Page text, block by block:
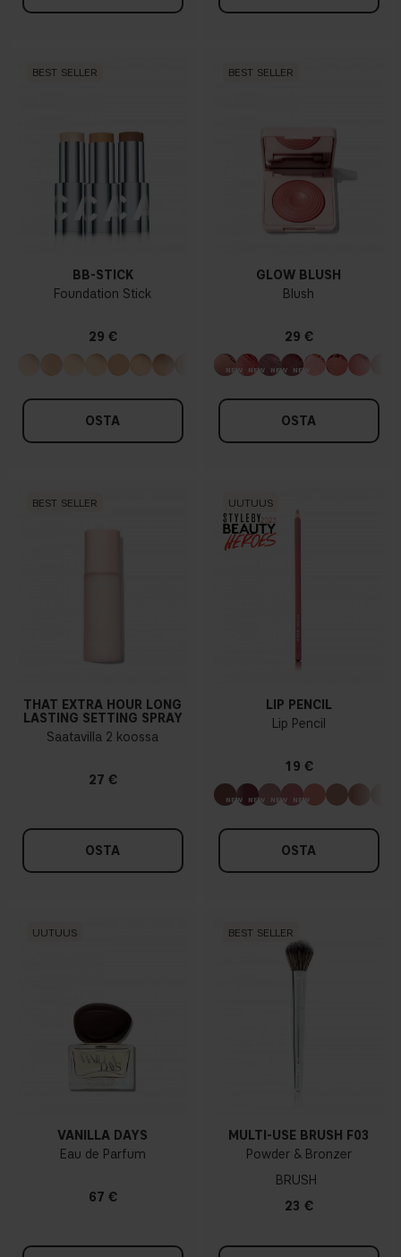
BEST SELLER
BB-STICK
Foundation Stick
29 €
OSTA
BEST SELLER
GLOW BLUSH
Blush
29 €
OSTA
BEST SELLER
THAT EXTRA HOUR LONG
LASTING SETTING SPRAY
Saatavilla 2 koossa
27 €
OSTA
UUTUUS
LIP PENCIL
Lip Pencil
19 €
OSTA
UUTUUS
VANILLA DAYS
Eau de Parfum
67 €
BEST SELLER
MULTI-USE BRUSH F03
Powder & Bronzer
BRUSH
23 €